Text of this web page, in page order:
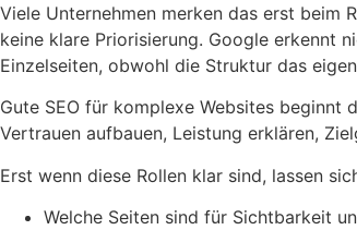
Viele Unternehmen merken das erst beim
keine klare Priorisierung. Google erkennt
Einzelseiten, obwohl die Struktur das
Gute SEO für komplexe Websites beginnt
Vertrauen aufbauen, Leistung erklären,
Erst wenn diese Rollen klar sind, lassen
Welche Seiten sind für Sichtbarkeit